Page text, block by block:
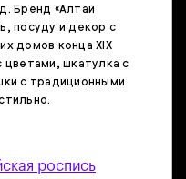
Бренд «Алтай
посуду и декор с
домов конца XIX
цветами, шкатулка с
с традиционными
роспись